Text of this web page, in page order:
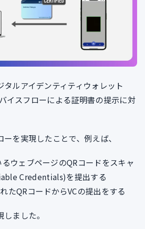
ルアイデンティティウォレット
イスフローによる証明書の提示に対
を実現したことで、例えば、
ウェブページのQRコードをスキャ
Credentials)を提出する
たQRコードからVCの提出をする
ました。